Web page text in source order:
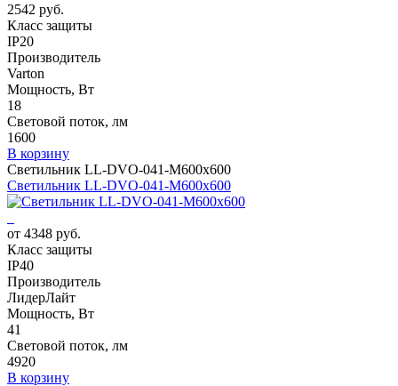
2542 руб.
Класс защиты
IP20
Производитель
Varton
Мощность, Вт
18
Световой поток, лм
1600
В корзину
Светильник LL-DVO-041-M600x600
Светильник LL-DVO-041-M600x600
от 4348 руб.
Класс защиты
IP40
Производитель
ЛидерЛайт
Мощность, Вт
41
Световой поток, лм
4920
В корзину